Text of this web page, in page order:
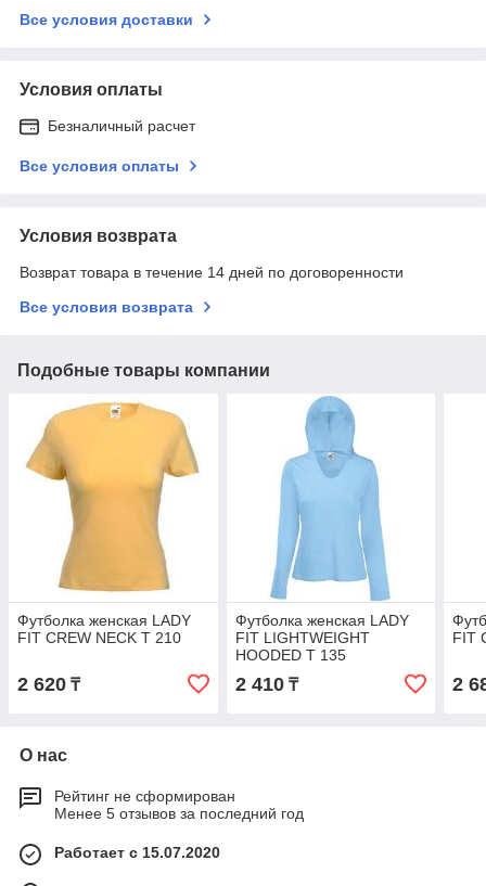
Все условия доставки
Условия оплаты
Безналичный расчет
Все условия оплаты
Условия возврата
Возврат товара в течение 14 дней по договоренности
Все условия возврата
Подобные товары компании
Футболка женская LADY
FIT CREW NECK T 210
2 620 ₸
Футболка женская LADY
FIT LIGHTWEIGHT
HOODED T 135
2 410₸
FIT
2
О нас
Рейтинг не сформирован
Менее 5 отзывов за последний год
Работает с 15.07.2020